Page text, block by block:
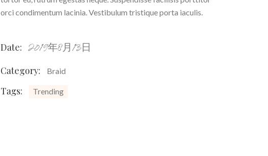
orci condimentum lacinia. Vestibulum tristique porta iaculis.
Date: 2019年8月13日
Category: Braid
Tags: Trending